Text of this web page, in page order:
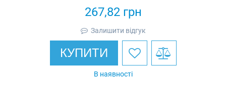
267,82грн
Залишити відгук
КУПИТИ
В наявності